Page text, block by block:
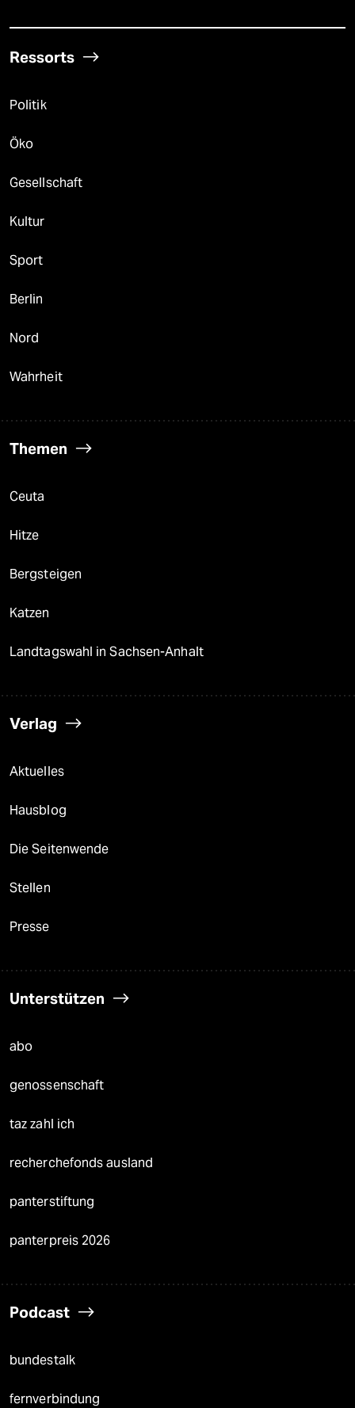
Ressorts
Politik
Öko
Gesellschaft
Kultur
Sport
Berlin
Nord
Wahrheit
Themen
Ceuta
Hitze
Bergsteigen
Katzen
Landtagswahl in Sachsen-Anhalt
Verlag
Aktuelles
Hausblog
Die Seitenwende
Stellen
Presse
Unterstützen
abo
genossenschaft
taz zahl ich
recherchefonds ausland
panterstiftung
panterpreis 2026
Podcast
bundestalk
fernverbindung